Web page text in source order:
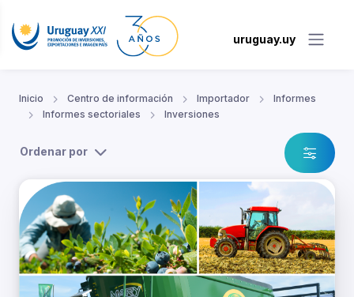
uruguay.uy
Inicio Centro de información Importador
Informes
Informes sectoriales
Inversiones
Ordenar por